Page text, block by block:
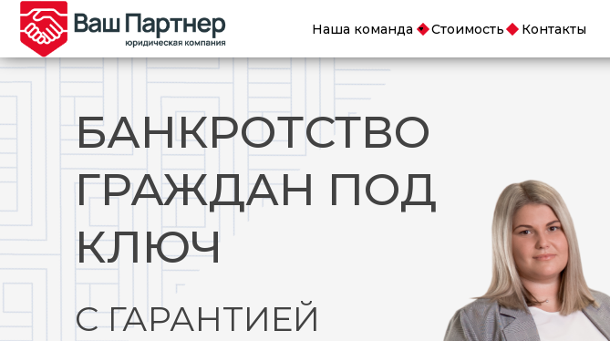
Контакты
Наша команда Стоимость
БАНКРОТСТВО
ГРАЖДАН ПОД
КЛЮЧ
С ГАРАНТИЕЙ